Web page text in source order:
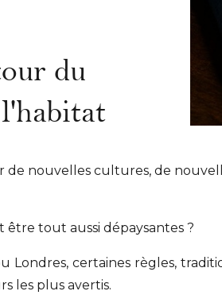
du
de nouvelles cultures, de
être tout aussi dépaysantes ?
Londres, certaines règles,
les plus avertis.